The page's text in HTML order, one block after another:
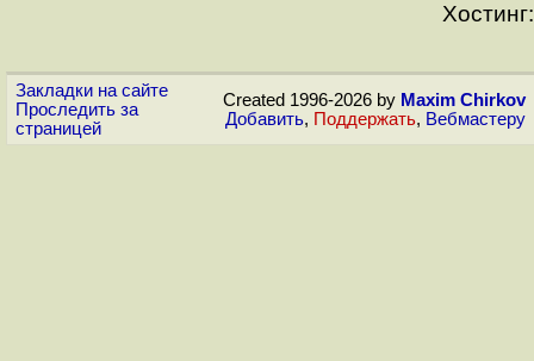
Хостинг:
Закладки на сайте
Проследить за
страницей
Created 1996-2026 by Maxim Chirkov
Добавить, Поддержать, Вебмастеру